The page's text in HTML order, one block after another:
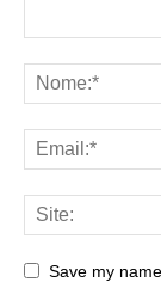
Save my